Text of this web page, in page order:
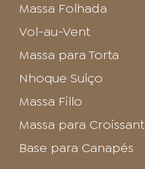
Massa Folhada
Vol-au-Vent
Massa para Torta
Nhoque Suíço
Massa Fillo
Massa para Croissant
Base para Canapés